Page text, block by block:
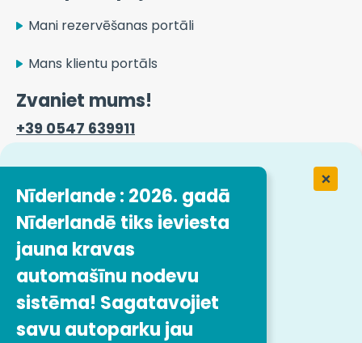
Nīderlande : 2026. gadā
Nīderlandē tiks ieviesta
jauna kravas
automašīnu nodevu
sistēma! Sagatavojiet
savu autoparku jau
Mani rezervēšanas portāli
Mans klientu portāls
Zvaniet mums!
+39 0547 639911
Kontaktinformācija
Darbs uzņēmumā Easytrip
Transport Services
Mūsu darba piedāvājumi